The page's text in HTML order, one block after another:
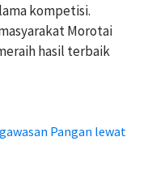
kompetisi.
Morotai
hasil terbaik
Pangan lewat